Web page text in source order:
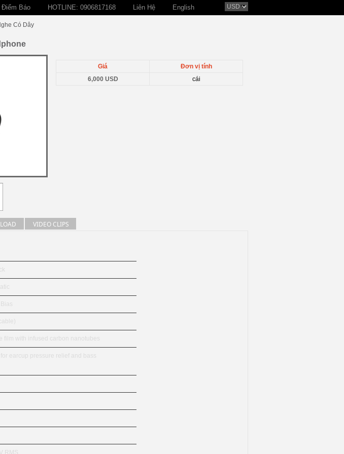
Điểm Báo HOTLINE: 0906817168 Liên Hệ English
Có Dây
Giá
Đơn vị tính
6,000 USD
cái
VIDEO CLIPS
film with infused carbon nanotubes
earcup pressure relief and bass
RMS